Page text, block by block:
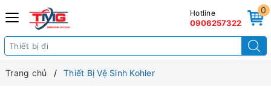
0
Hotline
0906257322
Trang chủ Thiết Bị Vệ Sinh Kohler